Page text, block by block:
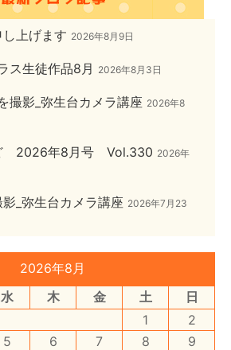
上げます 2026年8月9日
ス生徒作品8月 2026年8月3日
撮影_弥生台カメラ講座 2026年8
2026年8月号 Vol.330 2026年
_弥生台カメラ講座 2026年7月23
2026年8月
水 木 金 土
日
1
2
5 6 7 8
9